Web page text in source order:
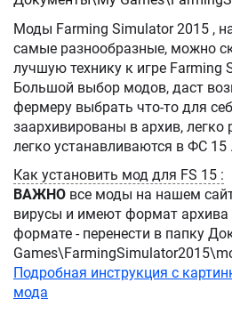
Моды Farming Simulator 2015 , на нашем сайте бывают
самые разнообразные, можно
лучшую технику к игре Farming
Большой выбор модов, даст
фермеру выбрать что-то для
заархивированы в архив, легко
легко устанавливаются в ФС 15 .
Как установить мод для FS 15 :
ВАЖНО все моды на нашем
вирусы и имеют формат архива
формате - перенести в папку
Подробная инструкция с
мода